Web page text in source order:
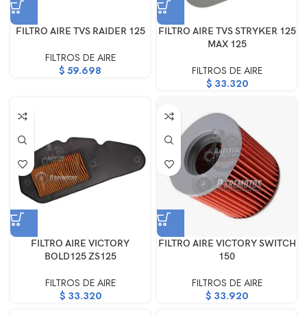
FILTRO AIRE TVS RAIDER 125
FILTROS DE AIRE
$ 59.698
FILTRO AIRE TVS STRYKER 125
MAX 125
FILTROS DE AIRE
$33.320
FILTRO AIRE VICTORY
BOLD125 ZS125
FILTROS DE AIRE
$33.320
FILTRO AIRE VICTORY SWITCH
150
FILTROS DE AIRE
$ 33.920